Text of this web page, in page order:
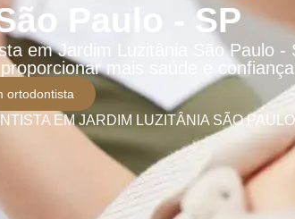
Paulo - SP
em Jardim Luzitânia São Paulo -
mais saúde e
ortodontista
EM JARDIM LUZITÂNIA SÃO